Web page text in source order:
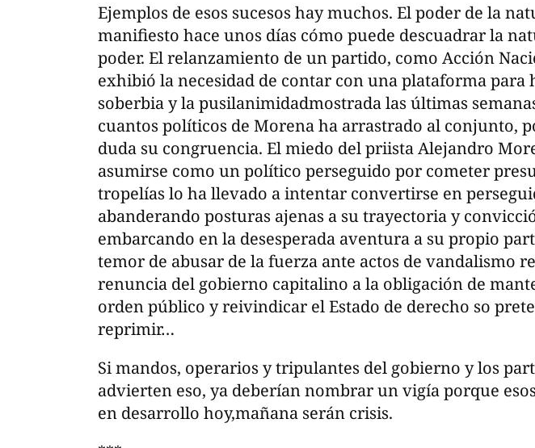
Ejemplos de esos sucesos hay muchos. El poder de la
manifiesto hace unos días cómo puede descuadrar la
poder. El relanzamiento de un partido, como Acción
exhibió la necesidad de contar con una plataforma para
soberbia y la pusilanimidadmostrada las últimas
cuantos políticos de Morena ha arrastrado al conjunto,
duda su congruencia. El miedo del priista Alejandro
asumirse como un político perseguido por cometer
tropelías lo ha llevado a intentar convertirse en
abanderando posturas ajenas a su trayectoria y
embarcando en la desesperada aventura a su propio
temor de abusar de la fuerza ante actos de vandalismo
renuncia del gobierno capitalino a la obligación de
orden público y reivindicar el Estado de derecho so
reprimir…
Si mandos, operarios y tripulantes del gobierno y los
advierten eso, ya deberían nombrar un vigía porque
en desarrollo hoy,mañana serán crisis.